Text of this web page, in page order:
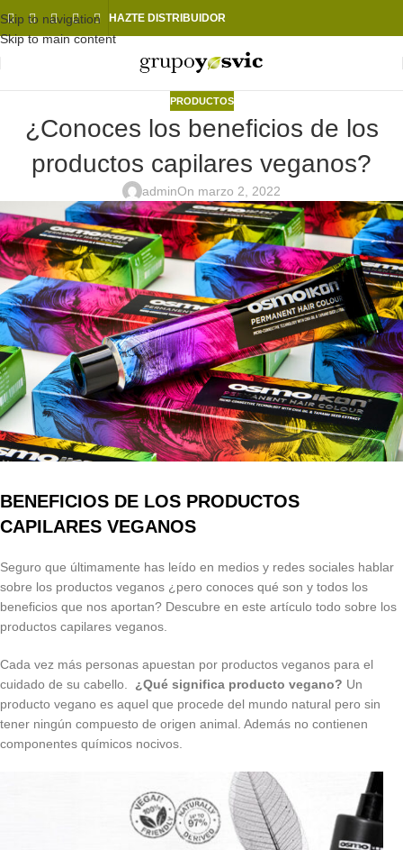
Skip to navigation
Skip to main content
HAZTE DISTRIBUIDOR
PRODUCTOS
¿Conoces los beneficios de los
productos capilares veganos?
adminOn marzo 2, 2022
BENEFICIOS DE LOS PRODUCTOS
CAPILARES VEGANOS
Seguro que últimamente has leído en medios y redes sociales hablar
sobre los productos veganos ¿pero conoces qué son y todos los
beneficios que nos aportan? Descubre en este artículo todo sobre los
productos capilares veganos.
Cada vez más personas apuestan por productos veganos para el
cuidado de su cabello. ¿Qué significa producto vegano? Un
producto vegano es aquel que procede del mundo natural pero sin
tener ningún compuesto de origen animal. Además no contienen
componentes químicos nocivos.